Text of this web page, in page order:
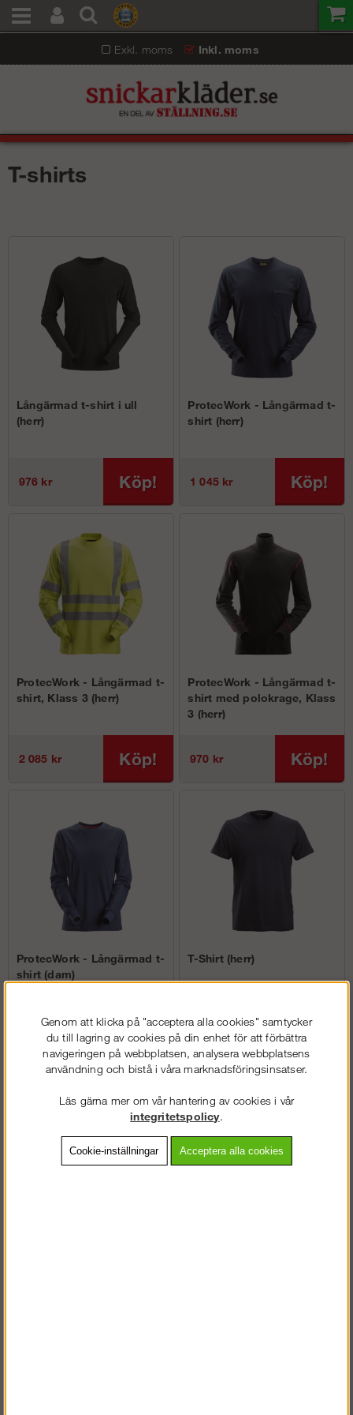
Exkl. moms Inkl. moms
T-shirts
Långärmad t-shirt i ull
(herr)
976 kr Köp!
ProtecWork - Långärmad t-
shirt (herr)
1 045 kr Köp!
ProtecWork - Långärmad t-
shirt, Klass 3 (herr)
2 085 kr Köp!
ProtecWork - Långärmad t-
shirt med polokrage, Klass
3 (herr)
970 kr Köp!
ProtecWork - Långärmad t-
shirt (dam)
996 kr Köp!
T-Shirt (herr)
fr. 104 kr Köp!
Genom att klicka på "acceptera alla cookies" samtycker
du till lagring av cookies på din enhet för att förbättra
navigeringen på webbplatsen, analysera webbplatsens
användning och bistå i våra marknadsföringsinsatser.
Läs gärna mer om vår hantering av cookies i vår
integritetspolicy.
Cookie-inställningar Acceptera alla cookies